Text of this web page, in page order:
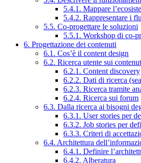
5.4.1. Mappare
5.4.2. Rappresentare i
5.5. Co-progettare le soluzioni
5.5.1. Workshop di co-
6. Progettazione dei contenuti
6.1. Cos’è il content design
6.2. Ricerca utente sui
6.2.1. Content discovery
6.2.2. Dati di ricerca
6.2.3. Ricerca tramite
6.2.4. Ricerca sui forum
6.3. Dalla ricerca ai bisogni
6.3.1. User stories per
6.3.2. Job stories per
6.3.3. Criteri di
6.4. Architettura
6.4.1. Definire
6.4.2. Alberatura